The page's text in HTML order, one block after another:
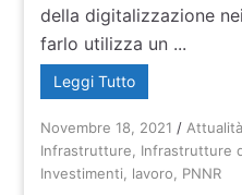
della digitalizzazione
farlo utilizza un ...
Leggi Tutto
Novembre 18, 2021 / Attualità
Infrastrutture
Infrastrutture
Investimenti
lavoro PNNR